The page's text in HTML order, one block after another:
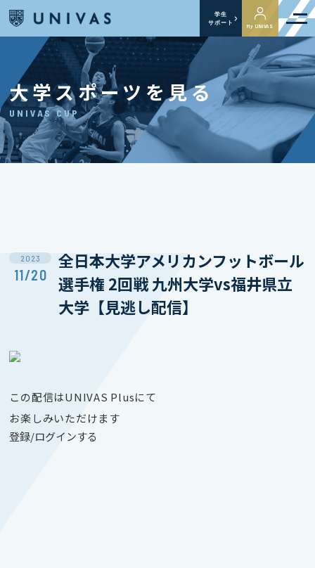
学生
サポート
My UNIVAS
大学スポーツを見る
UNIVAS CUP
2023
11/20
全日本大学アメリカンフットボール
選手権 2回戦 九州大学vs福井県立
大学【見逃し配信】
この配信はUNIVAS Plusにて
お楽しみいただけます
登録/ログインする